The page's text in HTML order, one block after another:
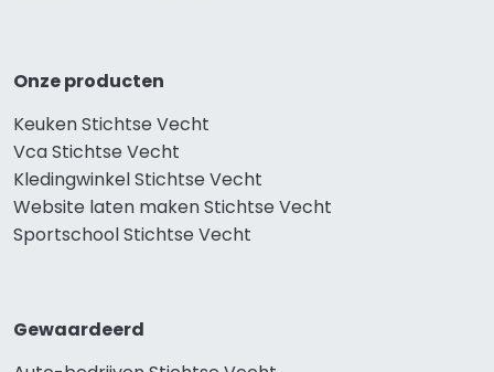
Onze producten
Keuken Stichtse Vecht
Vca Stichtse Vecht
Kledingwinkel Stichtse Vecht
Website laten maken Stichtse Vecht
Sportschool Stichtse Vecht
Gewaardeerd